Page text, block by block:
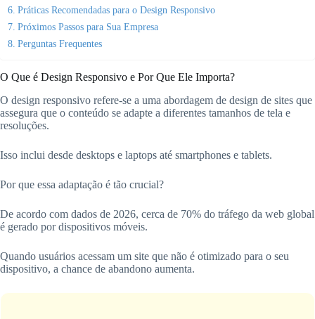
Práticas Recomendadas para o Design Responsivo
Próximos Passos para Sua Empresa
Perguntas Frequentes
O Que é Design Responsivo e Por Que Ele Importa?
O design responsivo refere-se a uma abordagem de design de sites que
assegura que o conteúdo se adapte a diferentes tamanhos de tela e
resoluções.
Isso inclui desde desktops e laptops até smartphones e tablets.
Por que essa adaptação é tão crucial?
De acordo com dados de 2026, cerca de 70% do tráfego da web global
é gerado por dispositivos móveis.
Quando usuários acessam um site que não é otimizado para o seu
dispositivo, a chance de abandono aumenta.